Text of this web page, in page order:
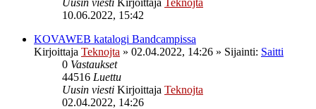
10.06.2022, 15:42
KOVAWEB katalogi Bandcampissa
Kirjoittaja Teknojta » 02.04.2022, 14:26 » Sijainti: Saitti
0 Vastaukset
44516 Luettu
Uusin viesti Kirjoittaja Teknojta
02.04.2022, 14:26